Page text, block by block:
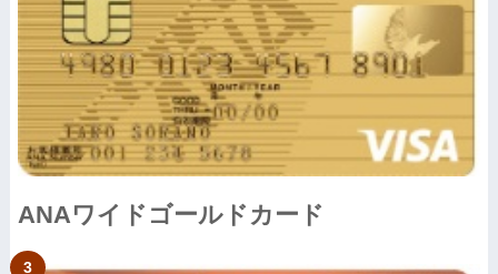
ANAワイドゴールドカード